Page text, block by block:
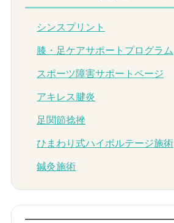
シンスプリント
膝・足ケアサポートプログラム
スポーツ障害サポートページ
アキレス腱炎
足関節捻挫
ひまわり式ハイボルテージ施術
鍼灸施術